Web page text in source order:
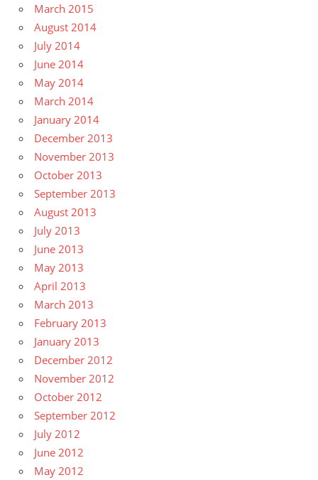
March 2015
August 2014
July 2014
June 2014
May 2014
March 2014
January 2014
December 2013
November 2013
October 2013
September 2013
August 2013
July 2013
June 2013
May 2013
April 2013
March 2013
February 2013
January 2013
December 2012
November 2012
October 2012
September 2012
July 2012
June 2012
May 2012